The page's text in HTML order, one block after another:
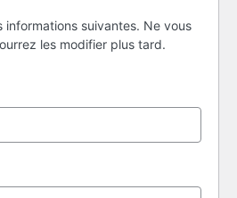
informations suivantes. Ne vous
les modifier plus tard.